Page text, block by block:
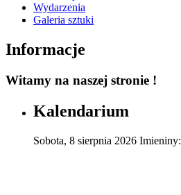
Wydarzenia
Galeria sztuki
Informacje
Witamy na naszej stronie !
Kalendarium
Sobota, 8 sierpnia 2026 Imieniny: